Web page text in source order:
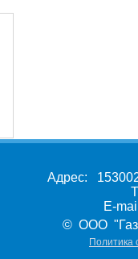
Адрес:
E-
© ООО
Политика